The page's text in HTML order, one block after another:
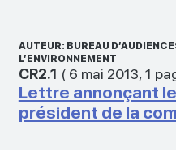
AUTEUR: BUREAU
L’ENVIRONNEMENT
CR2.1 ( 6 mai 2013, 1
Lettre annonçant
président de la